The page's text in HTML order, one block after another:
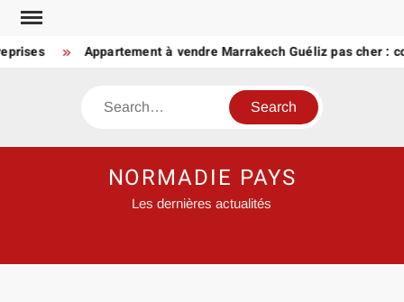
Skip
content
Appartement à vendre Marrakech Guéliz pas cher :
Search
NORMADIE PAYS
Les dernières actualités